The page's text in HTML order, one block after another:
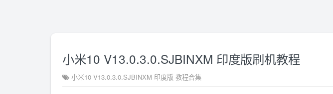
小米10 V13.0.3.0.SJBINXM 印度版刷机教程
小米10 V13.0.3.0.SJBINXM 印度版 教程合集